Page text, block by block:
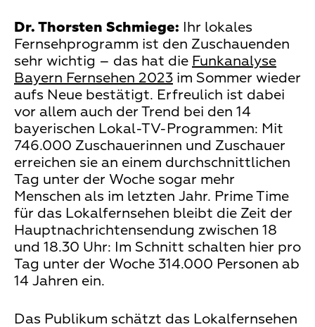
Dr. Thorsten Schmiege: Ihr lokales
Fernsehprogramm ist den Zuschauenden
sehr wichtig – das hat die Funkanalyse
Bayern Fernsehen 2023 im Sommer wieder
aufs Neue bestätigt. Erfreulich ist dabei
vor allem auch der Trend bei den 14
bayerischen Lokal-TV-Programmen: Mit
746.000 Zuschauerinnen und Zuschauer
erreichen sie an einem durchschnittlichen
Tag unter der Woche sogar mehr
Menschen als im letzten Jahr. Prime Time
für das Lokalfernsehen bleibt die Zeit der
Hauptnachrichtensendung zwischen 18
und 18.30 Uhr: Im Schnitt schalten hier pro
Tag unter der Woche 314.000 Personen ab
14 Jahren ein.
Das Publikum schätzt das Lokalfernsehen